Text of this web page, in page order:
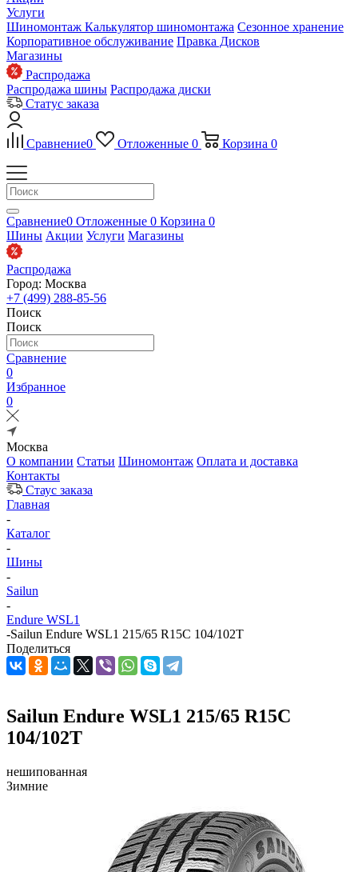
Услуги
Шиномонтаж Калькулятор шиномонтажа Сезонное хранение
Корпоративное обслуживание Правка Дисков
Магазины
Распродажа
Распродажа шины Распродажа диски
Статус заказа
Сравнение0 Отложенные 0 Корзина 0
Сравнение0 Отложенные 0 Корзина 0
Шины Акции Услуги Магазины
Распродажа
Город: Москва
+7 (499) 288-85-56
Поиск
Поиск
Сравнение
0
Избранное
0
Москва
О компании Статьи Шиномонтаж Оплата и доставка
Контакты
Стаус заказа
Главная
-
Каталог
-
Шины
-
Sailun
-
Endure WSL1
-Sailun Endure WSL1 215/65 R15C 104/102T
Поделиться
Sailun Endure WSL1 215/65 R15C
104/102T
нешипованная
Зимние